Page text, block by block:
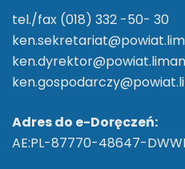
tel./fax (018) 332 -50- 30
Adres do e-Doręczeń:
AE:PL-87770-48647-